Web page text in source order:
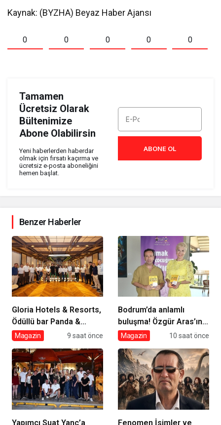
Kaynak: (BYZHA) Beyaz Haber Ajansı
0 0 0 0 0
Tamamen
Ücretsiz Olarak
Bültenimize
Abone Olabilirsin
Yeni haberlerden haberdar
olmak için fırsatı kaçırma ve
ücretsiz e-posta aboneliğini
hemen başlat.
ABONE OL
Benzer Haberler
Gloria Hotels & Resorts,
Ödüllü bar Panda &
Sons ile unutulmaz bir
Attı
Magazin 9 saat önce
Bodrum’da anlamlı
buluşma! Özgür Aras’ın
çok konuşulan kitabı
Luxury Collection
Bodrum’da kutladı
Magazin 10 saat önce
Yapımcı Suat Yanç’a
Fenomen İsimler ve